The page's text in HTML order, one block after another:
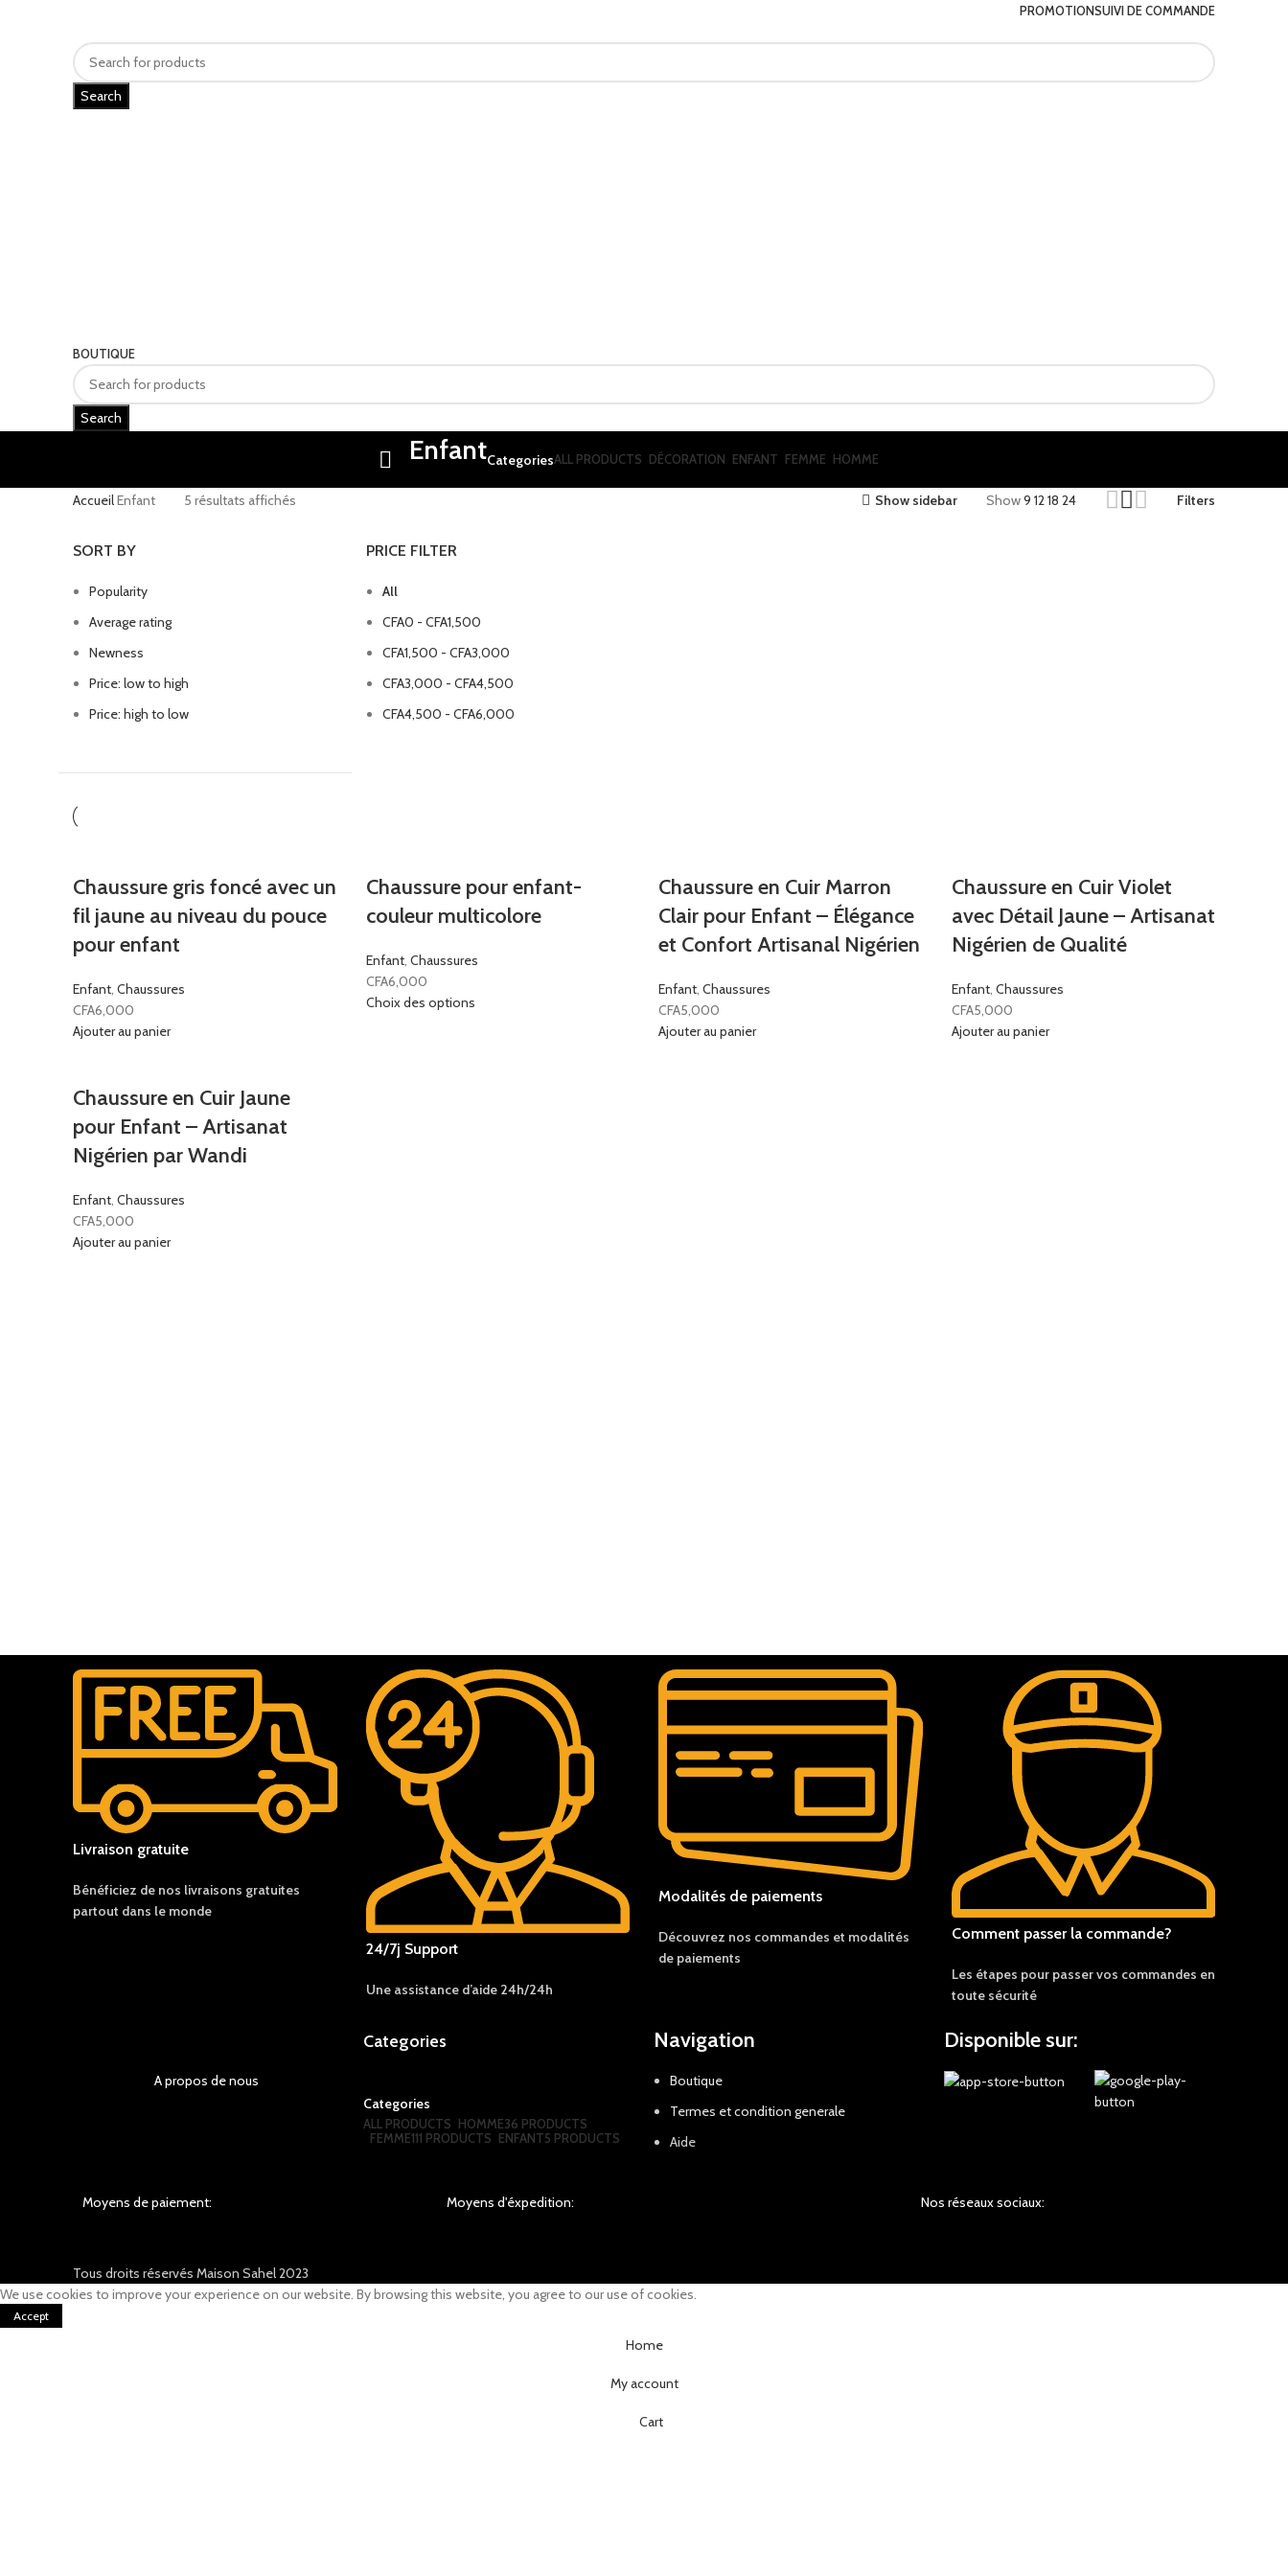
PROMOTIONSUIVI DE COMMANDE
Search
BOUTIQUE
Search
EnfantCategoriesALL PRODUCTS DÉCORATION ENFANT FEMME HOMME
AccueilEnfant 5 résultats affichés Show sidebar Show9 12 18 24 Filters
SORT BY
Popularity
Average rating
Newness
Price: low to high
Price: high to low
PRICE FILTER
All
CFA0 - CFA1,500
CFA1,500 - CFA3,000
CFA3,000 - CFA4,500
CFA4,500 - CFA6,000
Chaussure gris foncé avec un
fil jaune au niveau du pouce
pour enfant
Enfant, Chaussures
CFA6,000
Ajouter au panier
Chaussure pour enfant-
couleur multicolore
Enfant, Chaussures
CFA6,000
Choix des options
Chaussure en Cuir Marron
Clair pour Enfant – Élégance
et Confort Artisanal Nigérien
Enfant, Chaussures
CFA5,000
Ajouter au panier
Chaussure en Cuir Violet
avec Détail Jaune – Artisanat
Nigérien de Qualité
Enfant, Chaussures
CFA5,000
Ajouter au panier
Chaussure en Cuir Jaune
pour Enfant – Artisanat
Nigérien par Wandi
Enfant, Chaussures
CFA5,000
Ajouter au panier
Livraison gratuite
Bénéficiez de nos livraisons gratuites
partout dans le monde
24/7j Support
Une assistance d’aide 24h/24h
Modalités de paiements
Découvrez nos commandes et modalités
de paiements
Comment passer la commande?
Les étapes pour passer vos commandes en
toute sécurité
A propos de nous
Categories
Categories
ALL PRODUCTS HOMME36 PRODUCTS
FEMME111 PRODUCTS ENFANT5 PRODUCTS
Navigation
Boutique
Termes et condition generale
Aide
Disponible sur:
Moyens de paiement: Moyens d'éxpedition: Nos réseaux sociaux:
Tous droits réservés Maison Sahel 2023
We use cookies to improve your experience on our website. By browsing this website, you agree to our use of cookies.
Accept
Home
My account
Cart